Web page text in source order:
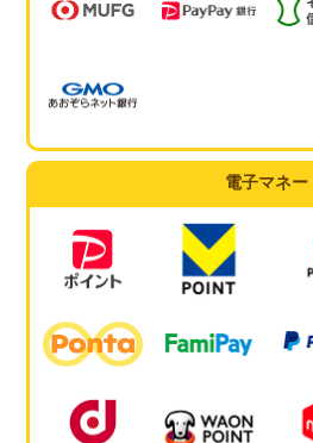
電子マネー